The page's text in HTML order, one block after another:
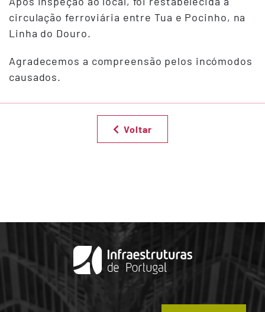
circulação ferroviária entre Tua e Pocinho, na
Linha do Douro.
Agradecemos a compreensão pelos incómodos
causados.
Voltar